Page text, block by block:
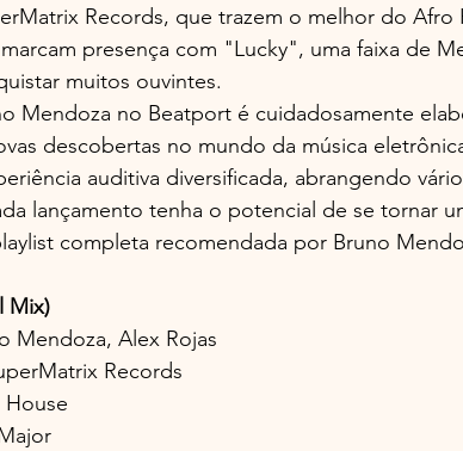
Records, que trazem o melhor do Afro
presença com "Lucky", uma faixa de
muitos ouvintes.
Mendoza no Beatport é cuidadosamente
descobertas no mundo da música
auditiva diversificada, abrangendo
lançamento tenha o potencial de se tornar
completa recomendada por Bruno
Mix)
Mendoza, Alex Rojas
Records
House